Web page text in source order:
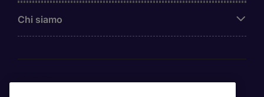
Chi siamo